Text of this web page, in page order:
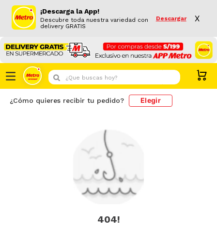
¡Descarga la App!
Descubre toda nuestra variedad con
delivery GRATIS
Descargar X
¿Que buscas hoy?
¿Cómo quieres recibir tu pedido? Elegir
404!